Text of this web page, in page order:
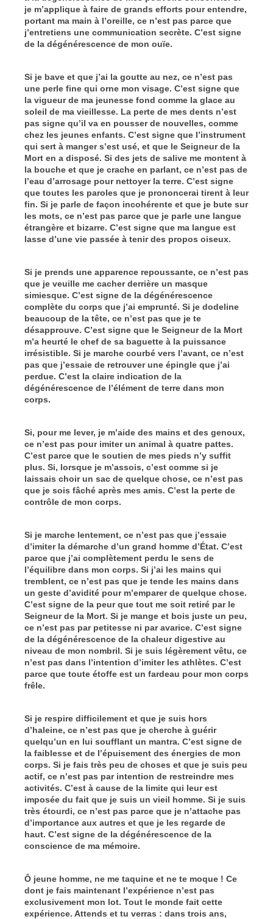
je m’applique à faire de grands efforts pour entendre,
portant ma main à l’oreille, ce n’est pas parce que
j’entretiens une communication secrète. C’est signe
de la dégénérescence de mon ouïe.
Si je bave et que j’ai la goutte au nez, ce n’est pas
une perle fine qui orne mon visage. C’est signe que
la vigueur de ma jeunesse fond comme la glace au
soleil de ma vieillesse. La perte de mes dents n’est
pas signe qu’il va en pousser de nouvelles, comme
chez les jeunes enfants. C’est signe que l’instrument
qui sert à manger s’est usé, et que le Seigneur de la
Mort en a disposé. Si des jets de salive me montent à
la bouche et que je crache en parlant, ce n’est pas de
l’eau d’arrosage pour nettoyer la terre. C’est signe
que toutes les paroles que je prononcerai tirent à leur
fin. Si je parle de façon incohérente et que je bute sur
les mots, ce n’est pas parce que je parle une langue
étrangère et bizarre. C’est signe que ma langue est
lasse d’une vie passée à tenir des propos oiseux.
Si je prends une apparence repoussante, ce n’est pas
que je veuille me cacher derrière un masque
simiesque. C’est signe de la dégénérescence
complète du corps que j’ai emprunté. Si je dodeline
beaucoup de la tête, ce n’est pas que je te
désapprouve. C’est signe que le Seigneur de la Mort
m’a heurté le chef de sa baguette à la puissance
irrésistible. Si je marche courbé vers l’avant, ce n’est
pas que j’essaie de retrouver une épingle que j’ai
perdue. C’est la claire indication de la
dégénérescence de l’élément de terre dans mon
corps.
Si, pour me lever, je m’aide des mains et des genoux,
ce n’est pas pour imiter un animal à quatre pattes.
C’est parce que le soutien de mes pieds n’y suffit
plus. Si, lorsque je m’assois, c’est comme si je
laissais choir un sac de quelque chose, ce n’est pas
que je sois fâché après mes amis. C’est la perte de
contrôle de mon corps.
Si je marche lentement, ce n’est pas que j’essaie
d’imiter la démarche d’un grand homme d’État. C’est
parce que j’ai complètement perdu le sens de
l’équilibre dans mon corps. Si j’ai les mains qui
tremblent, ce n’est pas que je tende les mains dans
un geste d’avidité pour m’emparer de quelque chose.
C’est signe de la peur que tout me soit retiré par le
Seigneur de la Mort. Si je mange et bois juste un peu,
ce n’est pas par petitesse ni par avarice. C’est signe
de la dégénérescence de la chaleur digestive au
niveau de mon nombril. Si je suis légèrement vêtu, ce
n’est pas dans l’intention d’imiter les athlètes. C’est
parce que toute étoffe est un fardeau pour mon corps
frêle.
Si je respire difficilement et que je suis hors
d’haleine, ce n’est pas que je cherche à guérir
quelqu’un en lui soufflant un mantra. C’est signe de
la faiblesse et de l’épuisement des énergies de mon
corps. Si je fais très peu de choses et que je suis peu
actif, ce n’est pas par intention de restreindre mes
activités. C’est à cause de la limite qui leur est
imposée du fait que je suis un vieil homme. Si je suis
très étourdi, ce n’est pas parce que je n’attache pas
d’importance aux autres et que je les regarde de
haut. C’est signe de la dégénérescence de la
conscience de ma mémoire.
Ô jeune homme, ne me taquine et ne te moque ! Ce
dont je fais maintenant l’expérience n’est pas
exclusivement mon lot. Tout le monde fait cette
expérience. Attends et tu verras : dans trois ans,